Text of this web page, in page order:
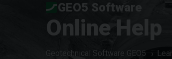
GEO5 Software
Online Help
Geotechnical Software GEO5